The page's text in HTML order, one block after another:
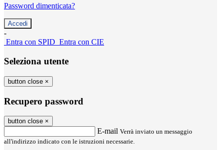
Password dimenticata?
-
Entra con SPID Entra con CIE
Seleziona utente
button close ×
Recupero password
button close ×
E-mail Verrà inviato un messaggio
all'indirizzo indicato con le istruzioni necessarie.